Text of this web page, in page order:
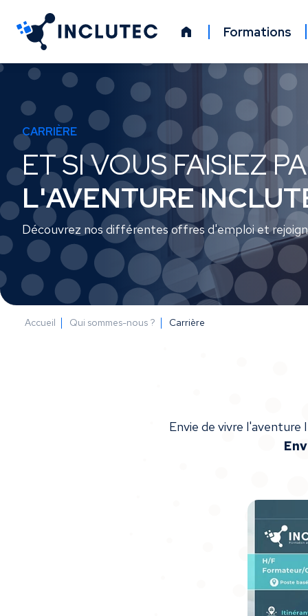
Formations
CARRIÈRE
ET SI VOUS FAISIEZ
L'AVENTURE
Découvrez nos différentes offres d'emploi et
Accueil Qui sommes-nous ? Carrière
Envie de vivre l'aventure
Panneau de gestion des cookies